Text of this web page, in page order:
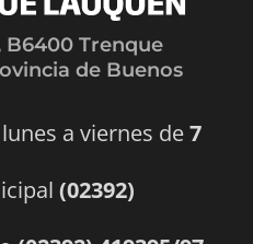
B6400 Trenque
de Buenos
a viernes de7
(02392)